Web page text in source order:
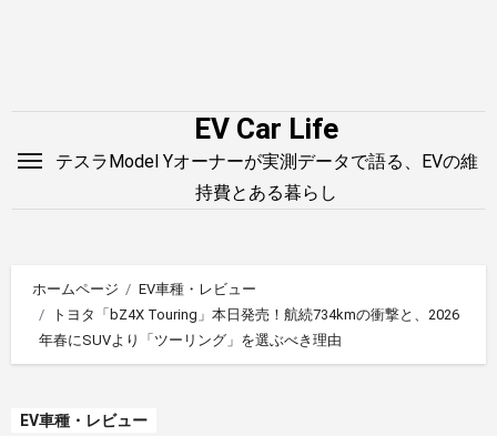
EV Car Life
テスラModel Yオーナーが実測データで語る、EVの維
持費とある暮らし
ホームページ
EV車種・レビュー
トヨタ「bZ4X Touring」本日発売！航続734kmの衝撃と、2026
年春にSUVより「ツーリング」を選ぶべき理由
EV車種・レビュー